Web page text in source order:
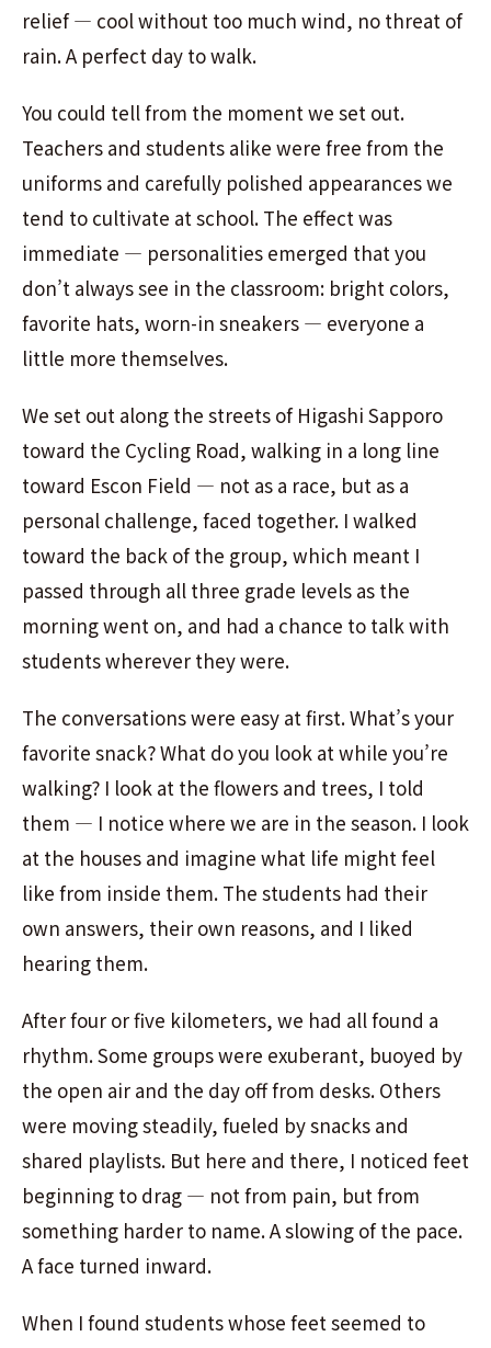
relief — cool without too much wind, no threat of
rain. A perfect day to walk.
You could tell from the moment we set out.
Teachers and students alike were free from the
uniforms and carefully polished appearances we
tend to cultivate at school. The effect was
immediate — personalities emerged that you
don’t always see in the classroom: bright colors,
favorite hats, worn-in sneakers — everyone a
little more themselves.
We set out along the streets of Higashi Sapporo
toward the Cycling Road, walking in a long line
toward Escon Field — not as a race, but as a
personal challenge, faced together. I walked
toward the back of the group, which meant I
passed through all three grade levels as the
morning went on, and had a chance to talk with
students wherever they were.
The conversations were easy at first. What’s your
favorite snack? What do you look at while you’re
walking? I look at the flowers and trees, I told
them — I notice where we are in the season. I look
at the houses and imagine what life might feel
like from inside them. The students had their
own answers, their own reasons, and I liked
hearing them.
After four or five kilometers, we had all found a
rhythm. Some groups were exuberant, buoyed by
the open air and the day off from desks. Others
were moving steadily, fueled by snacks and
shared playlists. But here and there, I noticed feet
beginning to drag — not from pain, but from
something harder to name. A slowing of the pace.
A face turned inward.
When I found students whose feet seemed to